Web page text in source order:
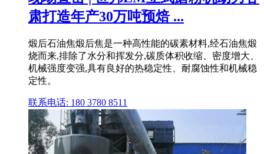
肃打造年产30万吨预焙 ...
煅后石油焦煅后焦是一种高性能的碳素材料,经石油焦煅
烧而来,排除了水分和挥发分,碳质体积收缩、密度增大、
机械强度变强,具有良好的热稳定性、耐腐蚀性和机械稳
定性。
联系电话: 180 3780 8511